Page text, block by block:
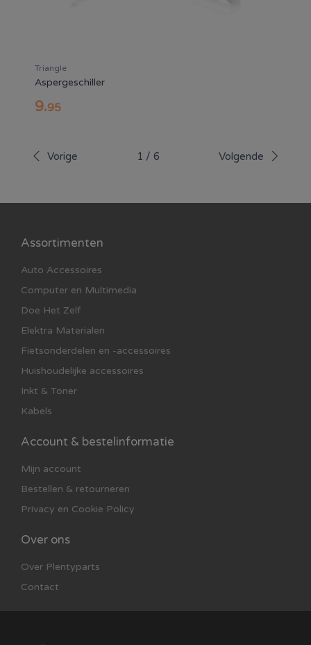
Triangle
Aspergeschiller
9.95
Vorige 1 / 6 Volgende
Assortimenten
Auto Accessoires
Computer en Multimedia
Doe Het Zelf
Elektra Materialen
Fietsonderdelen en -accessoires
Huishoudelijke accessoires
Inkt & Toner
Kabels
Account & bestelinformatie
Mijn account
Bestellen & retourneren
Privacy en Cookie Policy
Over ons
Over Plentyparts
Contact